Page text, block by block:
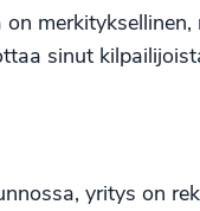
sinut
yritys on